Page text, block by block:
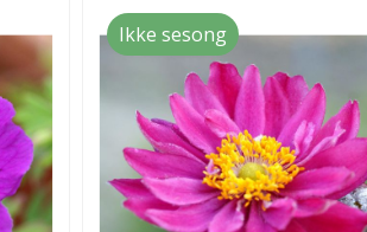
Ikke sesong